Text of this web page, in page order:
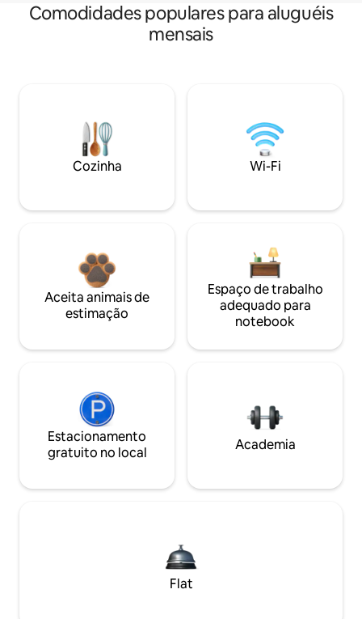
Comodidades populares para aluguéis
mensais
Cozinha Wi-Fi
Aceita animais de
estimação
Espaço de trabalho
adequado para
notebook
Estacionamento
gratuito no local
Academia
Flat